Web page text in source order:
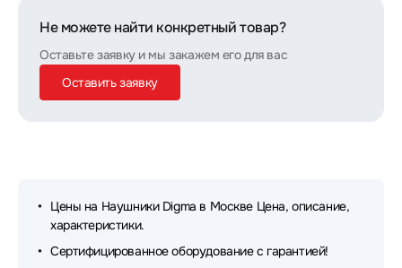
Не можете найти конкретный товар?
Оставьте заявку и мы закажем его для вас
Оставить заявку
Цены на Наушники Digma в Москве Цена, описание,
характеристики.
Сертифицированное оборудование с гарантией!